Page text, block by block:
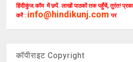
हिंदीकुंज.कॉम में छपें. लाखों पाठकों तक पहुँचें, तुरंत!
करें : info@hindikunj.com पर
कॉपीराइट Copyright